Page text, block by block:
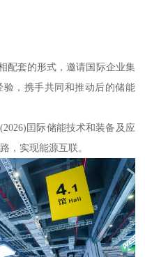
配套的形式，邀请国际企业集
，携手共同和推动后的储能
囯际储能技术和装备及应
，实现能源互联。